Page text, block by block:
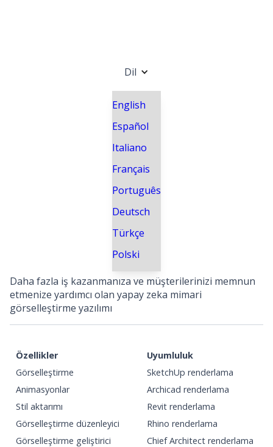
Dil
English
Español
Italiano
Français
Português
Deutsch
Türkçe
Polski
Daha fazla iş kazanmanıza ve müşterilerinizi memnun
etmenize yardımcı olan yapay zeka mimari
görselleştirme yazılımı
Özellikler
Görselleştirme
Animasyonlar
Stil aktarımı
Görselleştirme düzenleyici
Görselleştirme geliştirici
Uyumluluk
SketchUp renderlama
Archicad renderlama
Revit renderlama
Rhino renderlama
Chief Architect renderlama